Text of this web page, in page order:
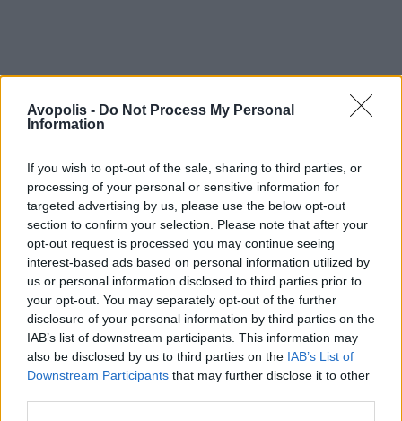
Avopolis - Do Not Process My Personal
Information
If you wish to opt-out of the sale, sharing to third parties, or
processing of your personal or sensitive information for
targeted advertising by us, please use the below opt-out
section to confirm your selection. Please note that after your
opt-out request is processed you may continue seeing
interest-based ads based on personal information utilized by
us or personal information disclosed to third parties prior to
your opt-out. You may separately opt-out of the further
disclosure of your personal information by third parties on the
IAB’s list of downstream participants. This information may
also be disclosed by us to third parties on the IAB’s List of
Downstream Participants that may further disclose it to other